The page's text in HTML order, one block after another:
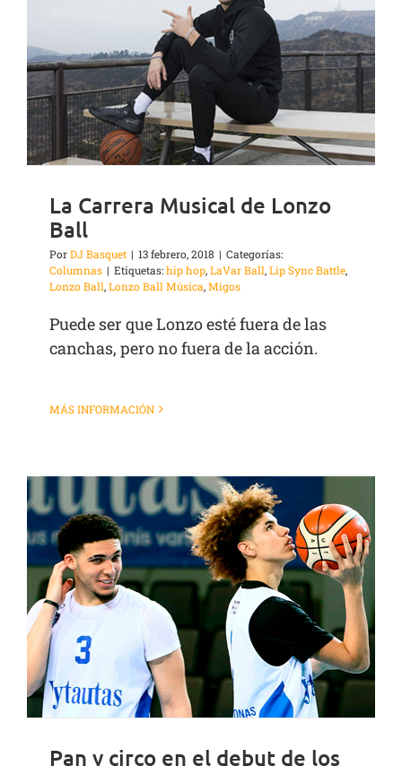
La Carrera Musical de Lonzo
Ball
PorDJ Basquet | 13 febrero, 2018 | Categorías:
Columnas | Etiquetas:hip hop,LaVar Ball,Lip Sync Battle,
Lonzo Ball,Lonzo Ball Música,Migos
Puede ser que Lonzo esté fuera de las
canchas, pero no fuera de la acción.
MÁS INFORMACIÓN
Pan y circo en el debut de los